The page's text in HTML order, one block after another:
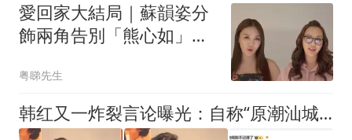
愛回家大結局｜蘇韻姿分
飾兩角告別「熊心如」
粤睇先生
韩红又一炸裂言论曝光：自称“原潮汕城市形象大使”，真相打脸了